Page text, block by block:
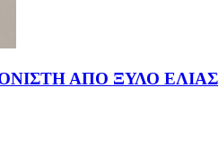
ΑΠΟ ΞΥΛΟ ΕΛΙΑΣ